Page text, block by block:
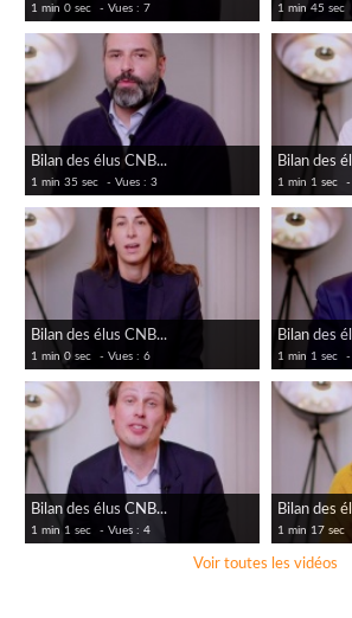
1 min 0 sec - Vues : 7 1 min 45 sec
Bilan des élus CNB...
1 min 35 sec - Vues : 3
Bilan des
1 min 1 sec -
Bilan des élus CNB...
1 min 0 sec - Vues : 6
Bilan des
1 min 1 sec -
Bilan des élus CNB...
1 min 1 sec - Vues : 4
Bilan des
1 min 17 sec
Voir toutes les vidéos